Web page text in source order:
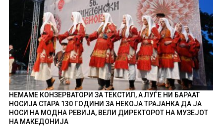
НЕМАМЕ КОНЗЕРВАТОРИ ЗА ТЕКСТИЛ, А ЛУЃЕ НИ БАРААТ
НОСИЈА СТАРА 130 ГОДИНИ ЗА НЕКОЈА ТРАЈАНКА ДА ЈА
НОСИ НА МОДНА РЕВИЈА, ВЕЛИ ДИРЕКТОРОТ НА МУЗЕЈОТ
НА МАКЕДОНИЈА